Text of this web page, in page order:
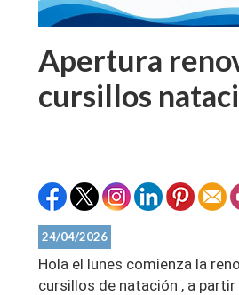
Apertura
cursillos
24/04/2026
Hola el lunes comienza la
cursillos de natación , a partir